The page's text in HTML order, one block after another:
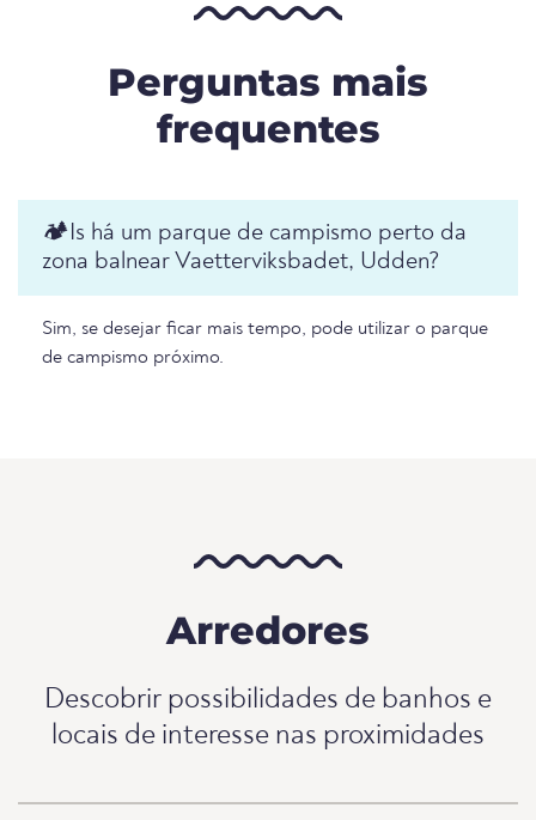
Perguntas mais
frequentes
🏕️️Is há um parque de campismo perto da
zona balnear Vaetterviksbadet, Udden?
Sim, se desejar ficar mais tempo, pode utilizar o parque
de campismo próximo.
Arredores
Descobrir possibilidades de banhos e
locais de interesse nas proximidades